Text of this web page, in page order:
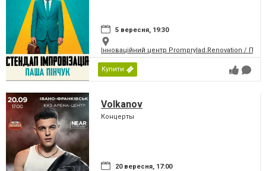
5 вересня, 19:30
Інноваційний центр Promprylad.Renovation /
Купити
Volkanov
Концерты
20 вересня, 17:00